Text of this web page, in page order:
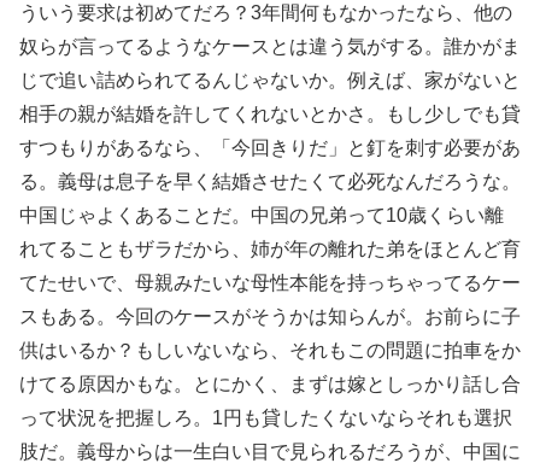
ういう要求は初めてだろ？3年間何もなかったなら、他の
奴らが言ってるようなケースとは違う気がする。誰かがま
じで追い詰められてるんじゃないか。例えば、家がないと
相手の親が結婚を許してくれないとかさ。もし少しでも貸
すつもりがあるなら、「今回きりだ」と釘を刺す必要があ
る。義母は息子を早く結婚させたくて必死なんだろうな。
中国じゃよくあることだ。中国の兄弟って10歳くらい離
れてることもザラだから、姉が年の離れた弟をほとんど育
てたせいで、母親みたいな母性本能を持っちゃってるケー
スもある。今回のケースがそうかは知らんが。お前らに子
供はいるか？もしいないなら、それもこの問題に拍車をか
けてる原因かもな。とにかく、まずは嫁としっかり話し合
って状況を把握しろ。1円も貸したくないならそれも選択
肢だ。義母からは一生白い目で見られるだろうが、中国に